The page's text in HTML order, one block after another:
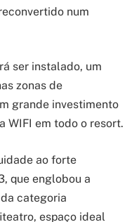
num
ser instalado, um
zonas de
grande investimento
WIFI em todo o resort.
ao forte
que englobou a
categoria
espaço ideal